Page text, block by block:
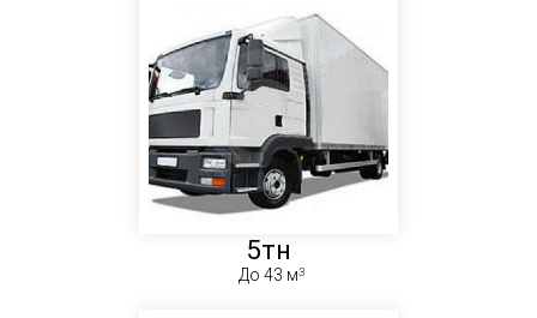
5тн
До 43 м